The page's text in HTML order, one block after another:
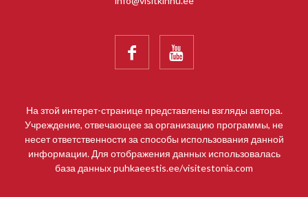
 
На зтой интерет-странице представлены взгляды автора.
Учреждение, отвечающее за организацию программы, не
несет ответственности за способы использования данной
информации. Для отображения данных использовалась
база данных puhkaeestis.ee/visitestonia.com